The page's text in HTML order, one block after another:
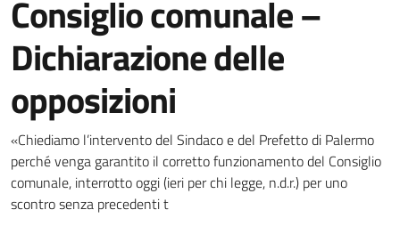
Consiglio comunale –
Dichiarazione delle
opposizioni
Dettagli della notizia
«Chiediamo l’intervento del Sindaco e del Prefetto di Palermo
perché venga garantito il corretto funzionamento del Consiglio
comunale, interrotto oggi (ieri per chi legge, n.d.r.) per uno
scontro senza precedenti t